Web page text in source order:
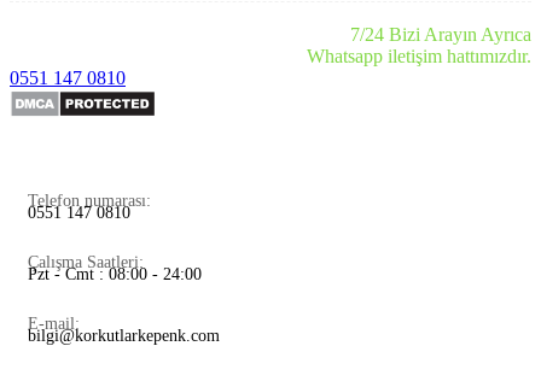
7/24 Bizi Arayın Ayrıca
Whatsapp iletişim hattımızdır.
0551 147 0810
Telefon numarası:
0551 147 0810
Çalışma Saatleri:
Pzt - Cmt : 08:00 - 24:00
E-mail:
bilgi@korkutlarkepenk.com